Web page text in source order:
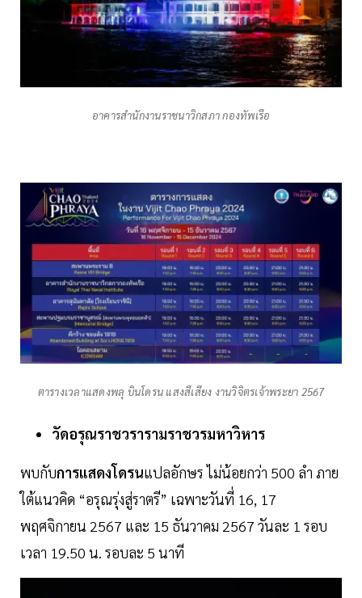
อาคารสำนักงานราชนาวิกสภา กองทัพเรือ
ตารางเวลาแสดงพลุ บินโดรน แสงสีเสียง งานวิจิตรเจ้าพระยา 2567
วัดอรุณราชวรารามราชวรมหาวิหาร
พบกับการแสดงโดรนแปลอักษร ไม่น้อยกว่า 500 ลำ ภาย
ใต้แนวคิด “อรุณรุ่งสู่ราตรี” เฉพาะวันที่ 16, 17
พฤศจิกายน 2567 และ 15 ธันวาคม 2567 วันละ 1 รอบ
เวลา 19.50 น. รอบละ 5 นาที